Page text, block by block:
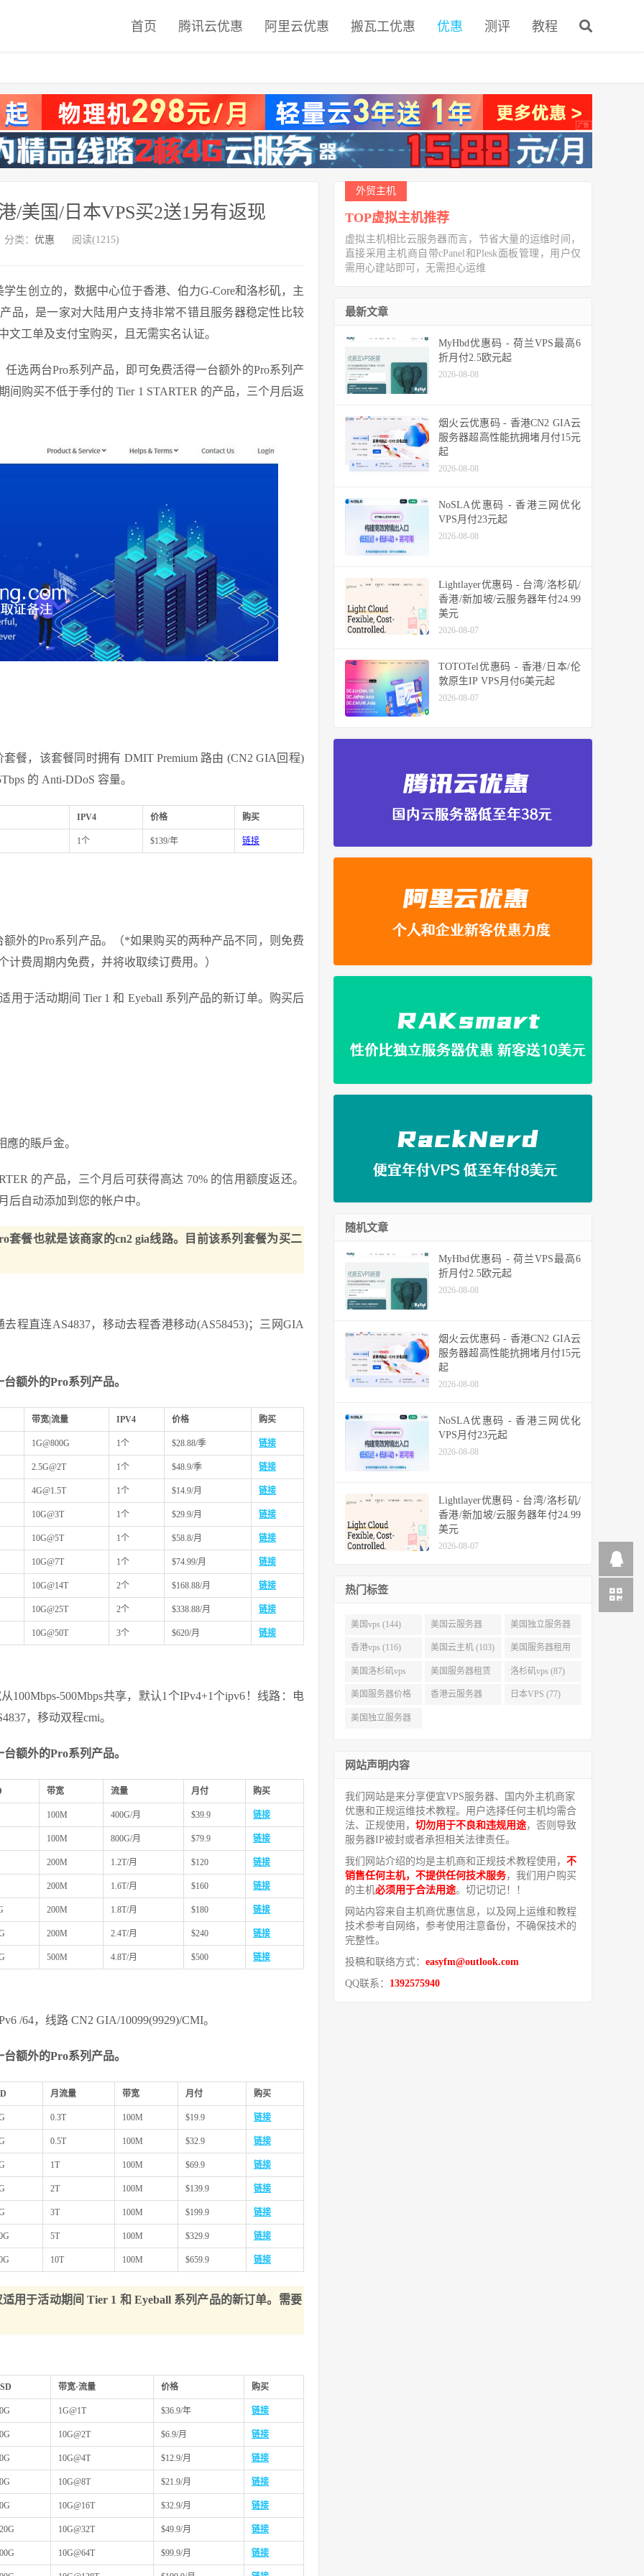
首页 腾讯云优惠 阿里云优惠 搬瓦工优惠 优惠 测评 教程
/美国/日本VPS买2送1另有返现
分类： 优惠 阅读(1215)
生创立的，数据中心位于香港、伯力G-Core和洛杉矶，主
品，是一家对大陆用户支持非常不错且服务器稳定性比较
工单及支付宝购买，且无需实名认证。
选两台Pro系列产品，即可免费活得一台额外的Pro系列产
购买不低于季付的 Tier 1 STARTER 的产品，三个月后返
餐，该套餐同时拥有 DMIT Premium 路由 (CN2 GIA回程)
的 Anti-DDoS 容量。
IPV4 价格 购买
1个 $139/年 链接
外的Pro系列产品。（*如果购买的两种产品不同，则免费
费周期内免费，并将收取续订费用。）
用于活动期间 Tier 1 和 Eyeball 系列产品的新订单。购买后
的賬戶金。
的产品，三个月后可获得高达 70% 的信用额度返还。
后自动添加到您的帐户中。
餐也就是该商家的cn2 gia线路。目前该系列套餐为买二
程直连AS4837，移动去程香港移动(AS58453)；三网GIA
额外的Pro系列产品。
带宽|流量 IPV4 价格 购买
1G@800G 1个 $28.88/季 链接
2.5G@2T 1个 $48.9/季 链接
4G@1.5T 1个 $14.9/月 链接
10G@3T 1个 $29.9/月 链接
10G@5T 1个 $58.8/月 链接
10G@7T 1个 $74.99/月 链接
10G@14T 2个 $168.88/月 链接
10G@25T 2个 $338.88/月 链接
10G@50T 3个 $620/月 链接
500Mbps共享，默认1个IPv4+1个ipv6！线路：电
，移动双程cmi。
额外的Pro系列产品。
带宽 流量 月付 购买
100M 400G/月 $39.9 链接
100M 800G/月 $79.9 链接
200M 1.2T/月 $120 链接
200M 1.6T/月 $160 链接
200M 1.8T/月 $180 链接
200M 2.4T/月 $240 链接
500M 4.8T/月 $500 链接
/64，线路 CN2 GIA/10099(9929)/CMI。
额外的Pro系列产品。
月流量 带宽 月付 购买
0.3T 100M $19.9 链接
0.5T 100M $32.9 链接
1T 100M $69.9 链接
2T 100M $139.9 链接
3T 100M $199.9 链接
5T 100M $329.9 链接
10T 100M $659.9 链接
用于活动期间 Tier 1 和 Eyeball 系列产品的新订单。需要
带宽·流量 价格 购买
1G@1T $36.9/年 链接
10G@2T $6.9/月 链接
10G@4T $12.9/月 链接
10G@8T $21.9/月 链接
10G@16T $32.9/月 链接
10G@32T $49.9/月 链接
10G@64T $99.9/月 链接
外贸主机
TOP虚拟主机推荐
虚拟主机相比云服务器而言，节省大量的运维时间，
直接采用主机商自带cPanel和Plesk面板管理，用户仅
需用心建站即可，无需担心运维
最新文章
MyHbd优惠码 - 荷兰VPS最高6
折月付2.5欧元起
2026-08-08
烟火云优惠码 - 香港CN2 GIA云
服务器超高性能抗拥堵月付15元
起
2026-08-08
NoSLA优惠码 - 香港三网优化
VPS月付23元起
2026-08-08
Lightlayer优惠码 - 台湾/洛杉矶/
香港/新加坡/云服务器年付24.99
美元
2026-08-07
TOTOTel优惠码 - 香港/日本/伦
敦原生IP VPS月付6美元起
2026-08-07
随机文章
MyHbd优惠码 - 荷兰VPS最高6
折月付2.5欧元起
2026-08-08
烟火云优惠码 - 香港CN2 GIA云
服务器超高性能抗拥堵月付15元
起
2026-08-08
NoSLA优惠码 - 香港三网优化
VPS月付23元起
2026-08-08
Lightlayer优惠码 - 台湾/洛杉矶/
香港/新加坡/云服务器年付24.99
美元
2026-08-07
热门标签
美国vps (144) 美国云服务器
(143)
美国独立服务器
(118)
香港vps (116) 美国云主机 (103) 美国服务器租用
(99)
美国洛杉矶vps
(94)
美国服务器租赁
(91)
洛杉矶vps (87)
美国服务器价格
(82)
香港云服务器 日本VPS (77)
美国独立服务器
网站声明内容
我们网站是来分享便宜VPS服务器、国内外主机商家
优惠和正规运维技术教程。用户选择任何主机均需合
法、正规使用， 切勿用于不良和违规用途，否则导致
服务器IP被封或者承担相关法律责任。
我们网站介绍的均是主机商和正规技术教程使用， 不
销售任何主机，不提供任何技术服务，我们用户购买
的主机必须用于合法用途。切记切记！！
网站内容来自主机商优惠信息，以及网上运维和教程
技术参考自网络，参考使用注意备份，不确保技术的
完整性。
投稿和联络方式： easyfm@outlook.com
QQ联系： 1392575940